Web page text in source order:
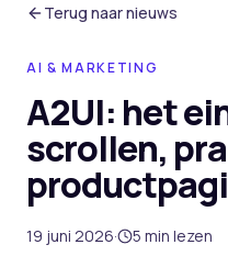
Diensten
AI Suite
Branches
Cases
Terug naar nieuws
AI & MARKETING
A2UI: het
scrollen,
19 juni 2026· 5 min lezen